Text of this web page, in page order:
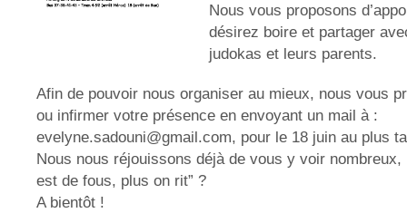
Nous vous proposons
désirez boire et partager
judokas et leurs parents.
Afin de pouvoir nous organiser au mieux, nous vous
ou infirmer votre présence en envoyant un mail à :
evelyne.sadouni@gmail.com, pour le 18 juin au plus
Nous nous réjouissons déjà de vous y voir nombreux,
est de fous, plus on rit” ?
A bientôt !